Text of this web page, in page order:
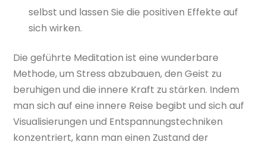
selbst und lassen Sie die positiven Effekte auf
sich wirken.
Die geführte Meditation ist eine wunderbare
Methode, um Stress abzubauen, den Geist zu
beruhigen und die innere Kraft zu stärken. Indem
man sich auf eine innere Reise begibt und sich auf
Visualisierungen und Entspannungstechniken
konzentriert, kann man einen Zustand der